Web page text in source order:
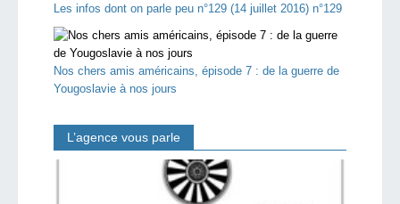
Les infos dont on parle peu n°129 (14 juillet 2016) n°129
Nos chers amis américains, épisode 7 : de la guerre de
Yougoslavie à nos jours
L’agence vous parle